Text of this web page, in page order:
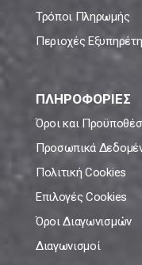
Τρόποι Πληρωμής
Περιοχές
ΠΛΗΡΟΦΟΡΙΕΣ
Όροι και
Προσωπικά
Πολιτική Cookies
Επιλογές Cookies
Όροι Διαγωνισμών
Διαγωνισμοί